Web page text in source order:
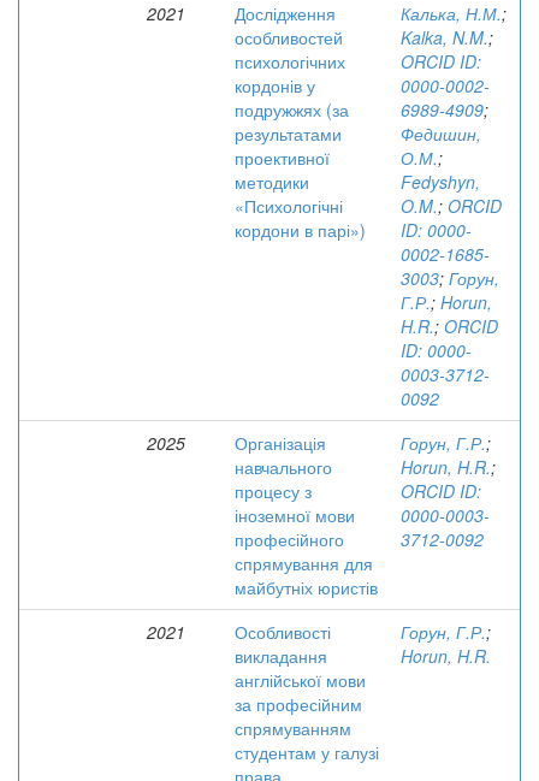
2021
Дослідження
особливостей
психологічних
кордонів у
подружжях (за
результатами
проективної
методики
«Психологічні
кордони в парі»)
Калька, Н.М.;
Kalka, N.M.;
ORCID ID:
0000-0002-
6989-4909;
Федишин,
О.М.;
Fedyshyn,
O.M.; ORCID
ID: 0000-
0002-1685-
3003; Горун,
Г.Р.; Horun,
H.R.; ORCID
ID: 0000-
0003-3712-
0092
2025
Організація
навчального
процесу з
іноземної мови
професійного
спрямування для
майбутніх юристів
Горун, Г.Р.;
Horun, H.R.;
ORCID ID:
0000-0003-
3712-0092
2021
Особливості
викладання
англійської мови
за професійним
спрямуванням
студентам у галузі
права
Горун, Г.Р.;
Horun, H.R.